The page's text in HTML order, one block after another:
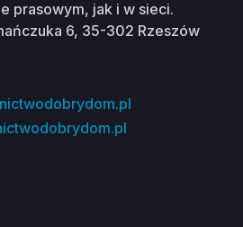
prasowym, jak i w sieci.
6, 35-302 Rzeszów